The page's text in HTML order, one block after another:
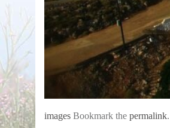
images Bookmark the permalink.